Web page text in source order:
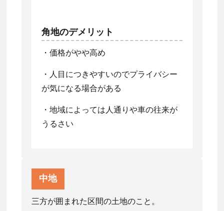
角地のデメリット
・価格がやや高め
・人目につきやすいのでプライバシー
が気になる場合がある
・地域によっては人通りや車の往来が
うるさい
中地
三方が囲まれた区間の土地のこと。